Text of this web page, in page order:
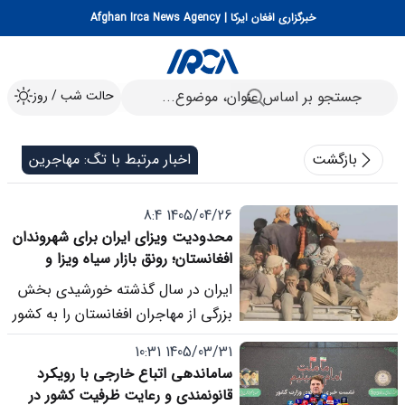
خبرگزاری افغان ایرکا | Afghan Irca News Agency
حالت شب / روز
بازگشت اخبار مرتبط با تگ: مهاجرین
1405/04/26 8:4
محدودیت ویزای ایران برای شهروندان
افغانستان؛ رونق بازار سیاه ویزا و
قاچاق انسان
ایران در سال گذشته خورشیدی بخش
بزرگی از مهاجران افغانستان را به کشور
بازگرداند و هم زمان با محدودکردن
صدور ویزا، ورود قانونی شهروندان
افغانستان را نیز دشوارتر کرد. این
1405/03/31 10:31
ساماندهی اتباع خارجی با رویکرد
قانونمندی و رعایت ظرفیت کشور در